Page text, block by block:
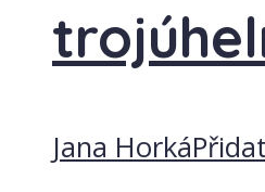
Jana Horká